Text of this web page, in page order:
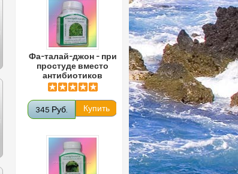
Фа-талай-джон - при
простуде вместо
антибиотиков
345 Руб.